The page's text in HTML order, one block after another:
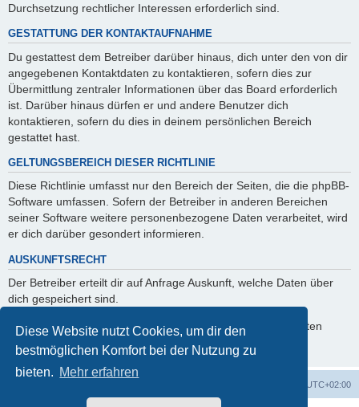
Diese Website nutzt Cookies, um dir den
bestmöglichen Komfort bei der Nutzung zu
bieten. Mehr erfahren
Durchsetzung rechtlicher Interessen erforderlich sind.
GESTATTUNG DER KONTAKTAUFNAHME
Du gestattest dem Betreiber darüber hinaus, dich unter den von dir
angegebenen Kontaktdaten zu kontaktieren, sofern dies zur
Übermittlung zentraler Informationen über das Board erforderlich
ist. Darüber hinaus dürfen er und andere Benutzer dich
kontaktieren, sofern du dies in deinem persönlichen Bereich
gestattet hast.
GELTUNGSBEREICH DIESER RICHTLINIE
Diese Richtlinie umfasst nur den Bereich der Seiten, die die phpBB-
Software umfassen. Sofern der Betreiber in anderen Bereichen
seiner Software weitere personenbezogene Daten verarbeitet, wird
er dich darüber gesondert informieren.
AUSKUNFTSRECHT
Der Betreiber erteilt dir auf Anfrage Auskunft, welche Daten über
dich gespeichert sind.
Du kannst jederzeit die Löschung bzw. Sperrung deiner Daten
verlangen. Kontaktiere hierzu bitte den Betreiber.
UTC+02:00